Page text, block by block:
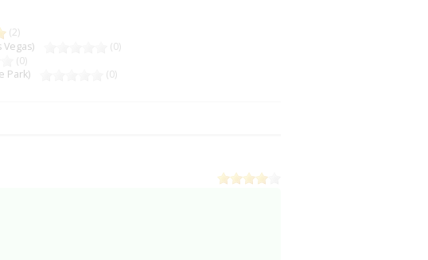
(2)
Vegas)
(0)
(0)
Park)
(0)